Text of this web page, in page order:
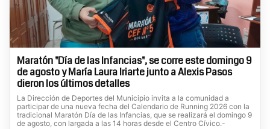
Maratón "Día de las Infancias", se corre este domingo 9
de agosto y María Laura Iriarte junto a Alexis Pasos
dieron los últimos detalles
La Dirección de Deportes del Municipio invita a la comunidad a
participar de una nueva fecha del Calendario de Running 2026 con la
tradicional Maratón Día de las Infancias, que se realizará el domingo 9
de agosto, con largada a las 14 horas desde el Centro Cívico.-